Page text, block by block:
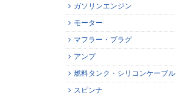
ガソリンエンジン
モーター
マフラー・プラグ
アンプ
燃料タンク・シリコンケーブル
スピンナ